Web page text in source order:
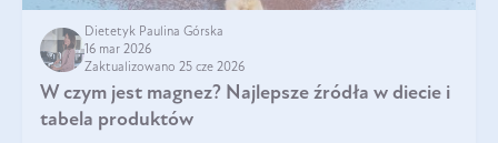
Dietetyk Paulina Górska
16 mar 2026
Zaktualizowano 25 cze 2026
W czym jest magnez? Najlepsze źródła w diecie i
tabela produktów